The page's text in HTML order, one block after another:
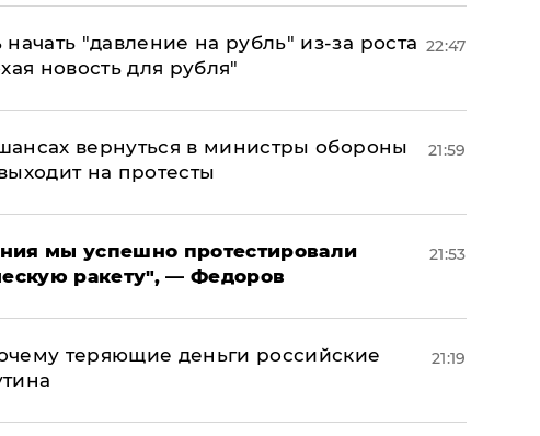
"давление на рубль" из-за роста
новость для рубля"
22:47
вернуться в министры обороны
на протесты
21:59
мы успешно протестировали
ракету", — Федоров
21:53
теряющие деньги российские
21:19